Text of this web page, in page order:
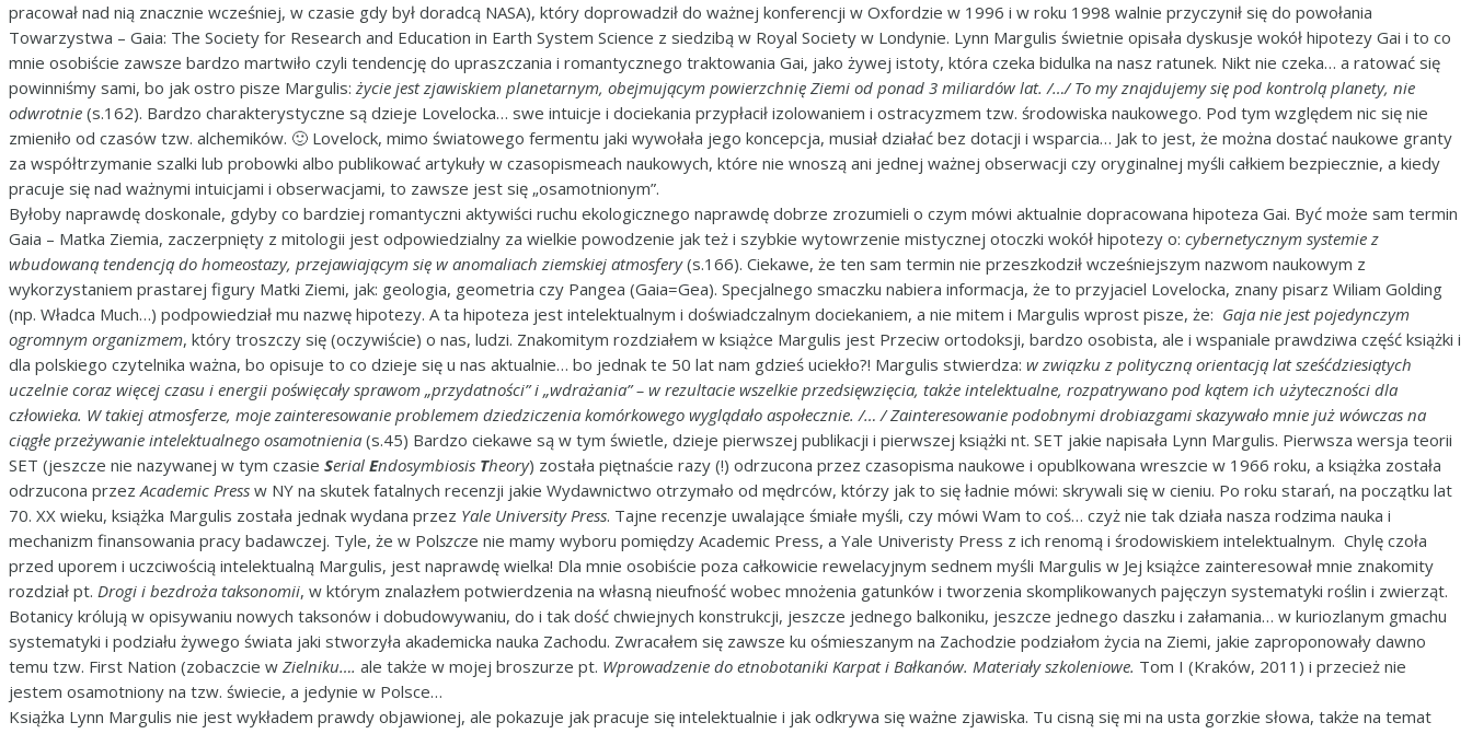
pracował nad nią znacznie wcześniej, w czasie gdy był doradcą NASA), który doprowadził do ważnej konferencji w Oxfordzie w 1996 i w roku 1998 walnie przyczynił się do powołania
Towarzystwa – Gaia: The Society for Research and Education in Earth System Science z siedzibą w Royal Society w Londynie. Lynn Margulis świetnie opisała dyskusje wokół hipotezy Gai i to co
mnie osobiście zawsze bardzo martwiło czyli tendencję do upraszczania i romantycznego traktowania Gai, jako żywej istoty, która czeka bidulka na nasz ratunek. Nikt nie czeka… a ratować się
powinniśmy sami, bo jak ostro pisze Margulis:życie jest zjawiskiem planetarnym, obejmującym powierzchnię Ziemi od ponad 3 miliardów lat. /…/ To my znajdujemy się pod kontrolą planety, nie
odwrotnie (s.162). Bardzo charakterystyczne są dzieje Lovelocka… swe intuicje i dociekania przypłacił izolowaniem i ostracyzmem tzw. środowiska naukowego. Pod tym względem nic się nie
zmieniło od czasów tzw. alchemików. 🙂 Lovelock, mimo światowego fermentu jaki wywołała jego koncepcja, musiał działać bez dotacji i wsparcia… Jak to jest, że można dostać naukowe granty
za współtrzymanie szalki lub probowki albo publikować artykuły w czasopismeach naukowych, które nie wnoszą ani jednej ważnej obserwacji czy oryginalnej myśli całkiem bezpiecznie, a kiedy
pracuje się nad ważnymi intuicjami i obserwacjami, to zawsze jest się „osamotnionym”.
Byłoby naprawdę doskonale, gdyby co bardziej romantyczni aktywiści ruchu ekologicznego naprawdę dobrze zrozumieli o czym mówi aktualnie dopracowana hipoteza Gai. Być może sam termin
Gaia – Matka Ziemia, zaczerpnięty z mitologii jest odpowiedzialny za wielkie powodzenie jak też i szybkie wytowrzenie mistycznej otoczki wokół hipotezy o: cybernetycznym systemie z
wbudowaną tendencją do homeostazy, przejawiającym się w anomaliach ziemskiej atmosfery(s.166). Ciekawe, że ten sam termin nie przeszkodził wcześniejszym nazwom naukowym z
wykorzystaniem prastarej figury Matki Ziemi, jak: geologia, geometria czy Pangea (Gaia=Gea). Specjalnego smaczku nabiera informacja, że to przyjaciel Lovelocka, znany pisarz Wiliam Golding
(np. Władca Much…) podpowiedział mu nazwę hipotezy. A ta hipoteza jest intelektualnym i doświadczalnym dociekaniem, a nie mitem i Margulis wprost pisze, że: Gaja nie jest pojedynczym
ogromnym organizmem, który troszczy się (oczywiście) o nas, ludzi. Znakomitym rozdziałem w książce Margulis jest Przeciw ortodoksji, bardzo osobista, ale i wspaniale prawdziwa część książki i
dla polskiego czytelnika ważna, bo opisuje to co dzieje się u nas aktualnie… bo jednak te 50 lat nam gdzieś uciekło?! Margulis stwierdza: w związku z polityczną orientacją lat sześćdziesiątych
uczelnie coraz więcej czasu i energii poświęcały sprawom „przydatności” i „wdrażania” – w rezultacie wszelkie przedsięwzięcia, także intelektualne, rozpatrywano pod kątem ich użyteczności dla
człowieka. W takiej atmosferze, moje zainteresowanie problemem dziedziczenia komórkowego wyglądało aspołecznie. /… / Zainteresowanie podobnymi drobiazgami skazywało mnie już wówczas na
ciągłe przeżywanie intelektualnego osamotnienia (s.45) Bardzo ciekawe są w tym świetle, dzieje pierwszej publikacji i pierwszej książki nt. SET jakie napisała Lynn Margulis. Pierwsza wersja teorii
SET (jeszcze nie nazywanej w tym czasie Serial Endosymbiosis Theory) została piętnaście razy (!) odrzucona przez czasopisma naukowe i opublkowana wreszcie w 1966 roku, a książka została
odrzucona przezAcademic Press w NY na skutek fatalnych recenzji jakie Wydawnictwo otrzymało od mędrców, którzy jak to się ładnie mówi: skrywali się w cieniu. Po roku starań, na początku lat
70. XX wieku, książka Margulis została jednak wydana przez Yale University Press. Tajne recenzje uwalające śmiałe myśli, czy mówi Wam to coś… czyż nie tak działa nasza rodzima nauka i
mechanizm finansowania pracy badawczej. Tyle, że w Polszcze nie mamy wyboru pomiędzy Academic Press, a Yale Univeristy Press z ich renomą i środowiskiem intelektualnym. Chylę czoła
przed uporem i uczciwością intelektualną Margulis, jest naprawdę wielka! Dla mnie osobiście poza całkowicie rewelacyjnym sednem myśli Margulis w Jej książce zainteresował mnie znakomity
rozdział pt. Drogi i bezdroża taksonomii, w którym znalazłem potwierdzenia na własną nieufność wobec mnożenia gatunków i tworzenia skomplikowanych pajęczyn systematyki roślin i zwierząt.
Botanicy królują w opisywaniu nowych taksonów i dobudowywaniu, do i tak dość chwiejnych konstrukcji, jeszcze jednego balkoniku, jeszcze jednego daszku i załamania… w kuriozlanym gmachu
systematyki i podziału żywego świata jaki stworzyła akademicka nauka Zachodu. Zwracałem się zawsze ku ośmieszanym na Zachodzie podziałom życia na Ziemi, jakie zaproponowały dawno
temu tzw. First Nation (zobaczcie w Zielniku…. ale także w mojej broszurze pt. Wprowadzenie do etnobotaniki Karpat i Bałkanów. Materiały szkoleniowe. Tom I (Kraków, 2011) i przecież nie
jestem osamotniony na tzw. świecie, a jedynie w Polsce…
Książka Lynn Margulis nie jest wykładem prawdy objawionej, ale pokazuje jak pracuje się intelektualnie i jak odkrywa się ważne zjawiska. Tu cisną się mi na usta gorzkie słowa, także na temat